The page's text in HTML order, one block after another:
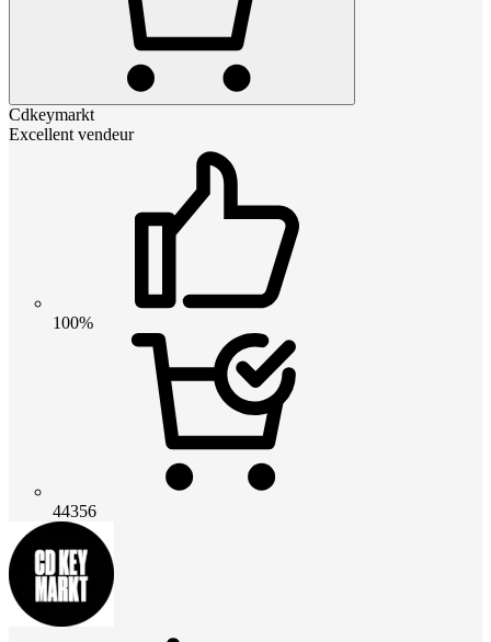
Cdkeymarkt
Excellent vendeur
100%
44356